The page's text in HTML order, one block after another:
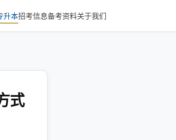
升本招考信息备考资料关于我们
式